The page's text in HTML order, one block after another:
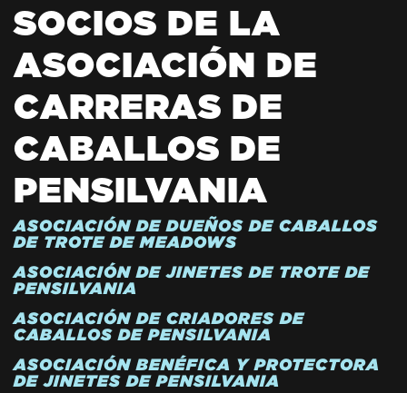
SOCIOS DE LA
ASOCIACIÓN DE
CARRERAS DE
CABALLOS DE
PENSILVANIA
ASOCIACIÓN DE DUEÑOS DE CABALLOS
DE TROTE DE MEADOWS
ASOCIACIÓN DE JINETES DE TROTE DE
PENSILVANIA
ASOCIACIÓN DE CRIADORES DE
CABALLOS DE PENSILVANIA
ASOCIACIÓN BENÉFICA Y PROTECTORA
DE JINETES DE PENSILVANIA